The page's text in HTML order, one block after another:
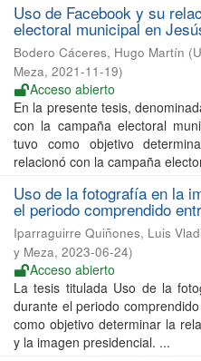
Uso de Facebook y su
electoral municipal en
Bodero Cáceres, Hugo Martín (
Meza, 2021-11-19)
Acceso abierto
En la presente tesis,
con la campaña electoral
tuvo como objetivo
relacionó con la campaña
Uso de la fotografía en la
el periodo comprendido
Iparraguirre Quiñones, Luis
y Meza, 2023-06-24)
Acceso abierto
La tesis titulada Uso de la
durante el periodo
como objetivo determinar la
y la imagen presidencial. ...